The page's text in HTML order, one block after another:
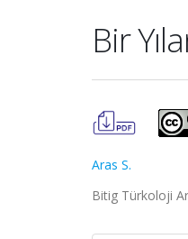
Bir
Aras S.
Bitig Türkoloji